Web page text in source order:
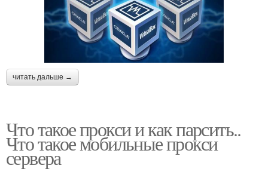
читать дальше →
Что такое прокси и как парсить..
Что такое мобильные прокси
сервера